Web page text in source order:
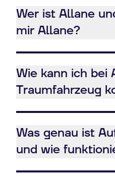
Wer ist Allane
mir Allane?
Wie kann ich bei
Traumfahrzeug
Was genau ist
und wie